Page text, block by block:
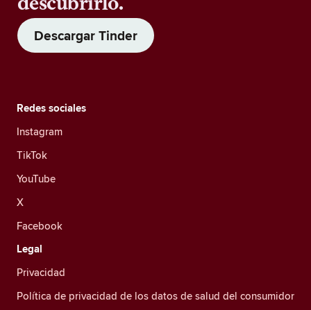
Descargar Tinder
Redes sociales
Instagram
TikTok
YouTube
X
Facebook
Legal
Privacidad
Política de privacidad de los datos de salud del consumidor